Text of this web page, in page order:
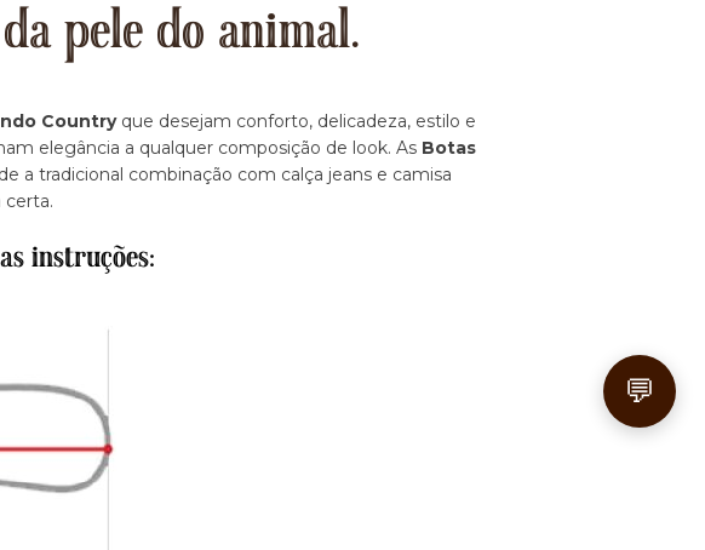
pele do animal.
Countryque desejam conforto, delicadeza, estilo e
elegância a qualquer composição de look. As Botas
a tradicional combinação com calça jeans e camisa
certa.
instruções:
💬